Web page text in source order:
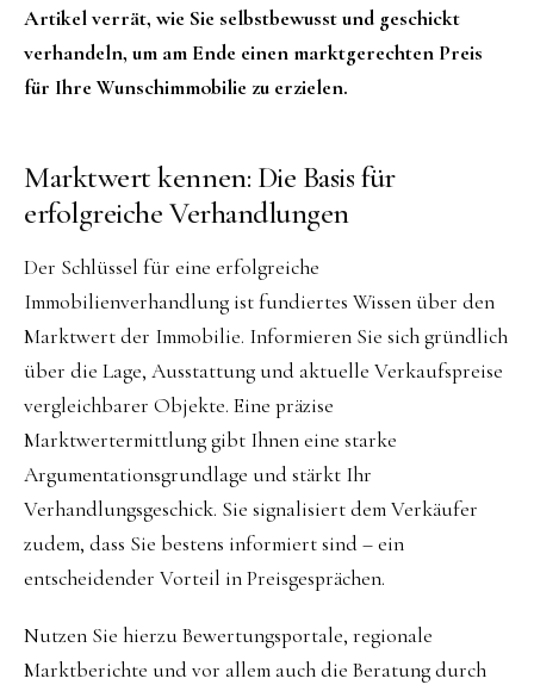
Artikel verrät, wie Sie selbstbewusst und geschickt
verhandeln, um am Ende einen marktgerechten Preis
für Ihre Wunschimmobilie zu erzielen.
Marktwert kennen: Die Basis für
erfolgreiche Verhandlungen
Der Schlüssel für eine erfolgreiche
Immobilienverhandlung ist fundiertes Wissen über den
Marktwert der Immobilie. Informieren Sie sich gründlich
über die Lage, Ausstattung und aktuelle Verkaufspreise
vergleichbarer Objekte. Eine präzise
Marktwertermittlung gibt Ihnen eine starke
Argumentationsgrundlage und stärkt Ihr
Verhandlungsgeschick. Sie signalisiert dem Verkäufer
zudem, dass Sie bestens informiert sind – ein
entscheidender Vorteil in Preisgesprächen.
Nutzen Sie hierzu Bewertungsportale, regionale
Marktberichte und vor allem auch die Beratung durch